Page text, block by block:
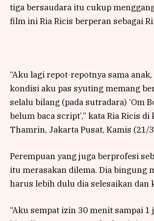
tiga bersaudara itu cukup
film ini Ria Ricis berperan sebagai
“Aku lagi repot-repotnya sama
kondisi aku pas syuting memang
selalu bilang (pada sutradara) ‘Om
belum baca script’,” kata Ria Ricis di
Thamrin, Jakarta Pusat, Kamis (21/
Perempuan yang juga berprofesi
itu merasakan dilema. Dia bingung
harus lebih dulu dia selesaikan dan
“Aku sempat izin 30 menit sampai 1